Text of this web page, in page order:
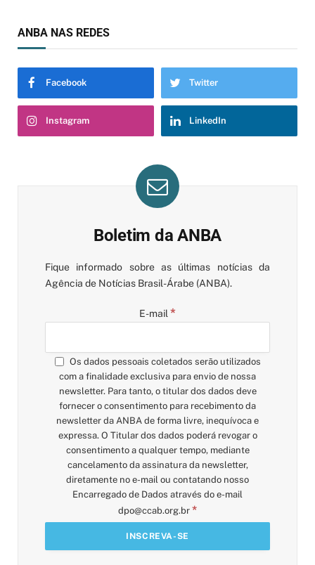
ANBA NAS REDES
Facebook Twitter
Instagram LinkedIn
Boletim da ANBA
Fique informado sobre as últimas notícias da
Agência de Notícias Brasil-Árabe (ANBA).
E-mail *
Os dados pessoais coletados serão utilizados
com a finalidade exclusiva para envio de nossa
newsletter. Para tanto, o titular dos dados deve
fornecer o consentimento para recebimento da
newsletter da ANBA de forma livre, inequívoca e
expressa. O Titular dos dados poderá revogar o
consentimento a qualquer tempo, mediante
cancelamento da assinatura da newsletter,
diretamente no e-mail ou contatando nosso
Encarregado de Dados através do e-mail
dpo@ccab.org.br *